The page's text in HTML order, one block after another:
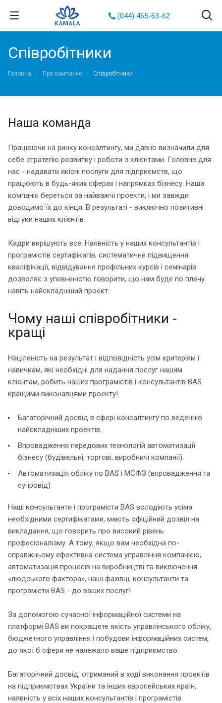
(044) 465-63-62
Співробітники
Головна Про компанію Співробітники
Наша команда
Працюючи на ринку консалтингу, ми давно визначили для
себе стратегію розвитку і роботи з клієнтами. Головне для
нас - надавати якісні послуги для підприємств, що
працюють в будь-яких сферах і напрямках бізнесу. Наша
компанія береться за найважчі проекти, і ми завжди
доводимо їх до кінця. В результаті - виключно позитивні
відгуки наших клієнтів.
Кадри вирішують все. Наявність у наших консультантів і
програмістів сертифікатів, систематичне підвищення
кваліфікації, відвідування профільних курсів і семінарів
дозволяє з упевненістю говорити, що нам буде по плечу
навіть найскладніший проект.
Чому наші співробітники -
кращі
Націленість на результат і відповідність усім критеріям і
навичкам, які необхідні для надання послуг нашим
клієнтам, робить наших програмістів і консультантів BAS
кращими виконавцями проекту!
Багаторічний досвід в сфері консалтингу по веденню
найскладніших проектів.
Впровадження передових технологій автоматизації
бізнесу (будівельні, торгові, виробничі компанії).
Автоматизація обліку по BAS і МСФЗ (впровадження та
супровід).
Наші консультанти і програмісти BAS володіють усіма
необхідними сертифікатами, мають офіційний дозвіл на
викладання, що говорить про високий рівень
професіоналізму. А тому, якщо вам необхідна по-
справжньому ефективна система управління компанією,
автоматизація процесів на виробництві та виключення
«людського фактора», наші фахівці, консультанти та
програмісти BAS - до ваших послуг!
За допомогою сучасної інформаційної системи на
платформі BAS ви покращете якість управлінського обліку,
бюджетного управління і побудови інформаційних систем,
до якої б сфери не належало ваше підприємство.
Багаторічний досвід, отриманий в ході виконання проектів
на підприємствах України та інших європейських країн,
наявність у всіх наших консультантів і програмістів